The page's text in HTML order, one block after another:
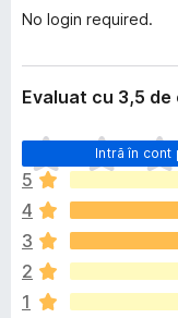
No login required.
Evaluat cu 3,5
Intră în cont
N
u
e
x
i
s
t
ă
5
4
3
2
1